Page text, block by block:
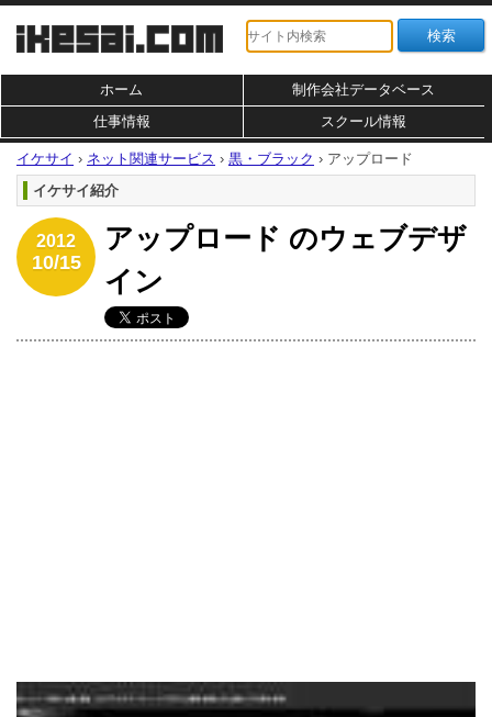
ホーム
制作会社データベース
仕事情報
スクール情報
イケサイ › ネット関連サービス › 黒・ブラック › アップロード
イケサイ紹介
2012
10/15
アップロード のウェブデザ
イン